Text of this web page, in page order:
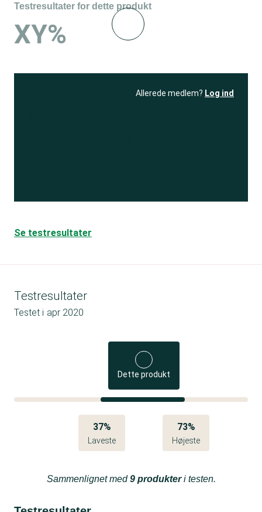
Testresultater for dette produkt
XY%
Allerede medlem? Log ind
Se testresultater
Testresultater
Testet i apr 2020
Dette produkt
37%
Laveste
73%
Højeste
Sammenlignet med9 produkteri testen.